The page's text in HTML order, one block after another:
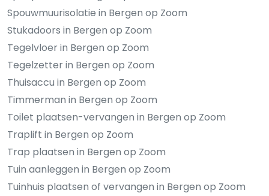
Spouwmuurisolatie in Bergen op Zoom
Stukadoors in Bergen op Zoom
Tegelvloer in Bergen op Zoom
Tegelzetter in Bergen op Zoom
Thuisaccu in Bergen op Zoom
Timmerman in Bergen op Zoom
Toilet plaatsen-vervangen in Bergen op Zoom
Traplift in Bergen op Zoom
Trap plaatsen in Bergen op Zoom
Tuin aanleggen in Bergen op Zoom
Tuinhuis plaatsen of vervangen in Bergen op Zoom